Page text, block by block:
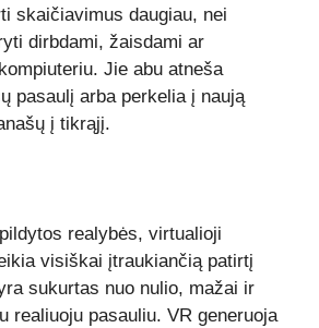
skaičiavimus daugiau, nei
dirbdami, žaisdami ar
Jie abu atneša
pasaulį arba perkelia į naują
į tikrąjį.
realybės, virtualioji
visiškai įtraukiančią patirtį
sukurtas nuo nulio, mažai ir
realiuoju pasauliu. VR generuoja